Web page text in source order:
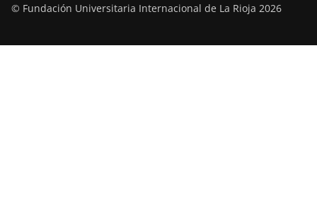
© Fundación Universitaria Internacional de La Rioja 2026